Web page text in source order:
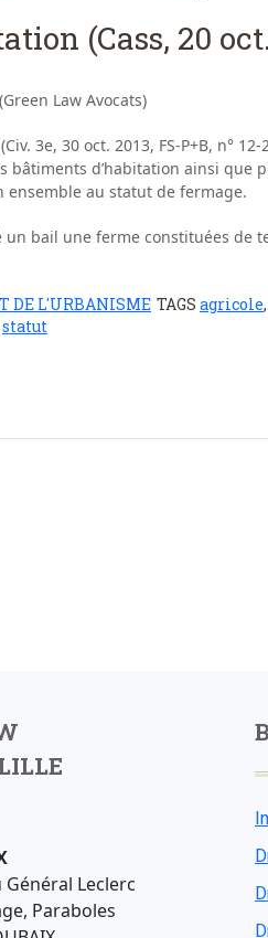
(Cass, 20
Law Avocats)
3e, 30 oct. 2013, FS-P+B, n°
bâtiments d’habitation ainsi que
ensemble au statut de fermage.
un bail une ferme constituées de
DE L'URBANISME TAGS agricole,
statut
Général Leclerc
Paraboles